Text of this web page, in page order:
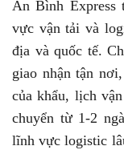
An Bình Express
vực vận tải và
địa và quốc tế.
giao nhận tận
của khẩu, lịch
chuyển từ 1-2
lĩnh vực logistic